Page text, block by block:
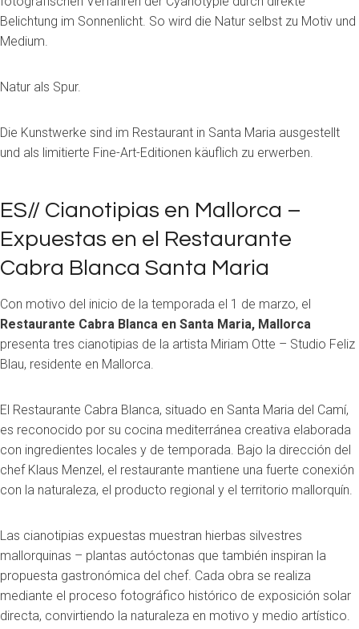
Belichtung im Sonnenlicht. So wird die Natur selbst zu Motiv und
Medium.
Natur als Spur.
Die Kunstwerke sind im Restaurant in Santa Maria ausgestellt
und als limitierte Fine-Art-Editionen käuflich zu erwerben.
ES// Cianotipias en Mallorca –
Expuestas en el Restaurante
Cabra Blanca Santa Maria
Con motivo del inicio de la temporada el 1 de marzo, el
Restaurante Cabra Blanca en Santa Maria, Mallorca
presenta tres cianotipias de la artista Miriam Otte – Studio Feliz
Blau, residente en Mallorca.
El Restaurante Cabra Blanca, situado en Santa Maria del Camí,
es reconocido por su cocina mediterránea creativa elaborada
con ingredientes locales y de temporada. Bajo la dirección del
chef Klaus Menzel, el restaurante mantiene una fuerte conexión
con la naturaleza, el producto regional y el territorio mallorquín.
Las cianotipias expuestas muestran hierbas silvestres
mallorquinas – plantas autóctonas que también inspiran la
propuesta gastronómica del chef. Cada obra se realiza
mediante el proceso fotográfico histórico de exposición solar
directa, convirtiendo la naturaleza en motivo y medio artístico.